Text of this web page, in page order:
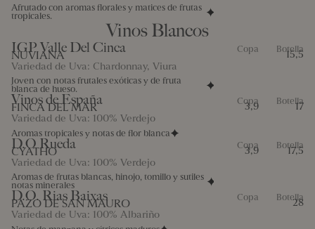
Afrutado con aromas florales y matices de frutas
tropicales.
Vinos Blancos
IGP Valle Del Cinca Copa Botella
NUVIANA
Variedad de Uva: Chardonnay, Viura
Joven con notas frutales exóticas y de fruta
blanca de hueso.
15,5
Vinos de España Copa Botella
FINCA DEL MAR
Variedad de Uva: 100% Verdejo
Aromas tropicales y notas de flor blanca
3,9 17
D.O Rueda Copa Botella
CYATHO
Variedad de Uva: 100% Verdejo
Aromas de frutas blancas, hinojo, tomillo y sutiles
notas minerales
3,9 17,5
D.O. Rias Baixas Copa Botella
PAZO DE SAN MAURO
Variedad de Uva: 100% Albariño
28